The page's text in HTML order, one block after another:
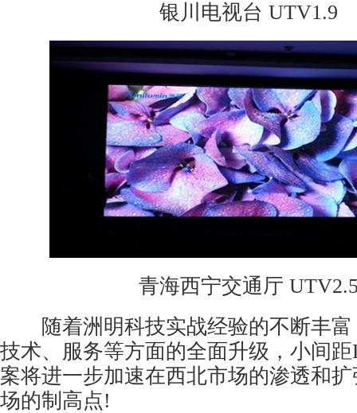
银川电视台 UTV1.9
青海西宁交通厅
随着洲明科技实战经验的不断丰富
技术、服务等方面的全面升级，小间
案将进一步加速在西北市场的渗透和
场的制高点!